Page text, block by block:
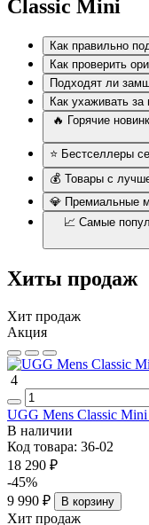
Подошва
протектором
Стелька
лиоцелла
стопы.
гидрофобным
реагентов.
Линейка
Разные модификации
определенные
Classic
Натуральная
овчиной.
Classic
Mini
Metallic покрытием
Classic
Mini
Zip
Модель с
быстрого
высоком
Classic
Mini
GTX
Мембрана
Доставка и
Classic Mini
Как правильно
Как проверить
Подходят ли
Как ухаживать
🔥 Горячие
⭐ Бестселлеры
💰 Товары с
💎 Премиальные
📈 Самые
Хиты продаж
Хит продаж
Акция
4
UGG Mens Classic
В наличии
Код товара: 36-02
18 290 ₽
-45%
9 990 ₽
В корзину
Хит продаж